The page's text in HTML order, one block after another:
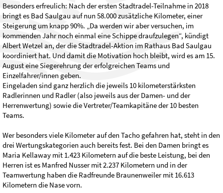
Besonders erfreulich: Nach der ersten Stadtradel-Teilnahme in 2018
bringt es Bad Saulgau auf nun 58.000 zusätzliche Kilometer, einer
Steigerung um knapp 90%. „Da werden wir aber versuchen, im
kommenden Jahr noch einmal eine Schippe draufzulegen“, kündigt
Albert Wetzel an, der die Stadtradel-Aktion im Rathaus Bad Saulgau
koordiniert hat. Und damit die Motivation hoch bleibt, wird es am 15.
August eine Siegerehrung der erfolgreichen Teams und
Einzelfahrer/innen geben.
Eingeladen sind ganz herzlich die jeweils 10 kilometerstärksten
Radlerinnen und Radler (also jeweils aus der Damen- und der
Herrenwertung) sowie die Vertreter/Teamkapitäne der 10 besten
Teams.
Wer besonders viele Kilometer auf den Tacho gefahren hat, steht in den
drei Wertungskategorien auch bereits fest. Bei den Damen bringt es
Maria Kellaway mit 1.423 Kilometern auf die beste Leistung, bei den
Herren ist es Manfred Nusser mit 2.237 Kilometern und in der
Teamwertung haben die Radfreunde Braunenweiler mit 16.613
Kilometern die Nase vorn.